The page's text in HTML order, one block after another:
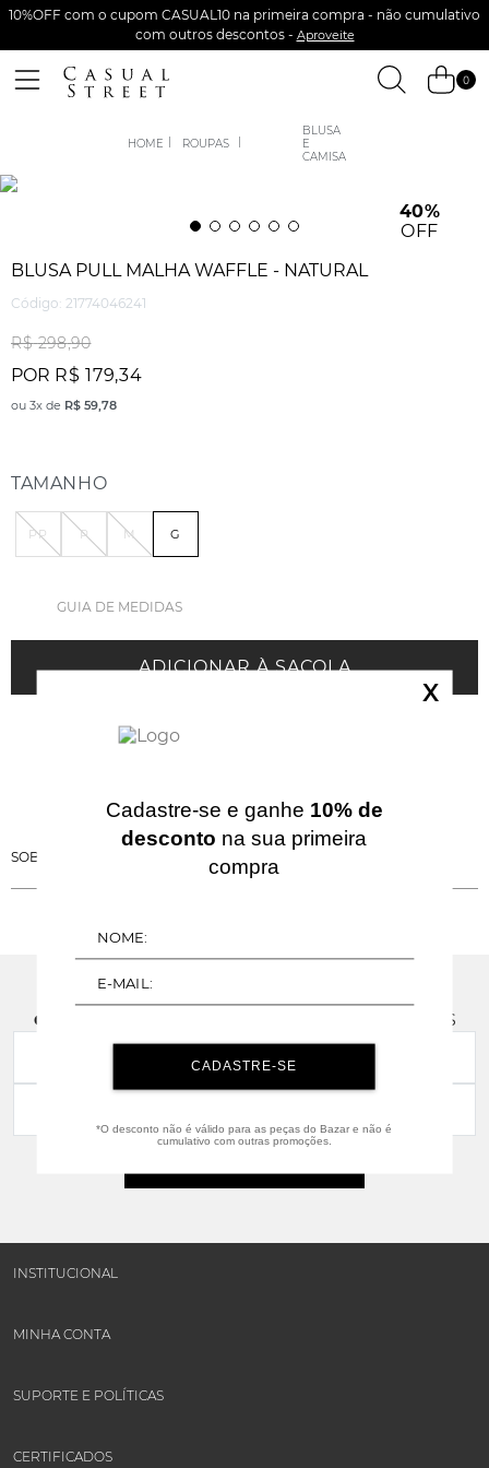
X
Cadastre-se e ganhe 10% de
desconto na sua primeira
compra
CADASTRE-SE
*O desconto não é válido para as peças do Bazar e não é
cumulativo com outras promoções.
10%OFF com o cupom CASUAL10 na primeira compra - não cumulativo
com outros descontos - Aproveite
0
ROUPAS
BLUSA
E
CAMISA
40%
OFF
BLUSA PULL MALHA WAFFLE - NATURAL
Código: 21774046241
R$ 298,90
POR R$ 179,34
ou 3x de R$ 59,78
TAMANHO
PP P M G
GUIA DE MEDIDAS
ADICIONAR À SACOLA
SOBRE ESSA PEÇA
CADASTRE-SE E RECEBA NOVIDADES E PROMOÇÕES
INSTITUCIONAL
MINHA CONTA
SUPORTE E POLÍTICAS
CERTIFICADOS